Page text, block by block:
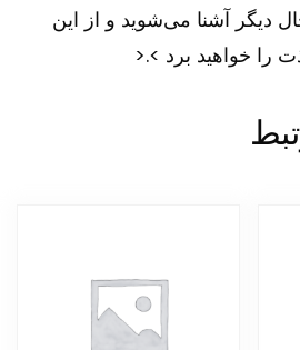
دیگر آشنا می‌شوید و از این
را خواهید برد >.<